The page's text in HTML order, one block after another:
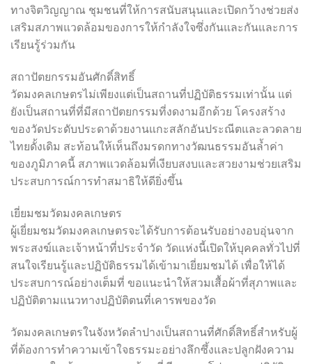
ทางจิตวิญญาณ ชุมชนที่ให้การสนับสนุนและเปิดกว้างช่วยส่ง
เสริมสภาพแวดล้อมของการให้กำลังใจซึ่งกันและกันและการ
เรียนรู้ร่วมกัน
สถาปัตยกรรมอันศักดิ์สิทธิ์
วัดมงคลเกษตรไม่เพียงแต่เป็นสถานที่ปฏิบัติธรรมเท่านั้น แต่
ยังเป็นสถานที่ที่มีสถาปัตยกรรมที่งดงามอีกด้วย โครงสร้าง
ของวัดประดับประดาด้วยงานแกะสลักอันประณีตและลวดลาย
ไทยดั้งเดิม สะท้อนให้เห็นถึงมรดกทางวัฒนธรรมอันล้ำค่า
ของภูมิภาคนี้ สภาพแวดล้อมที่เงียบสงบและสวยงามช่วยเสริม
ประสบการณ์การทำสมาธิให้ดียิ่งขึ้น
เยี่ยมชมวัดมงคลเกษตร
ผู้เยี่ยมชมวัดมงคลเกษตรจะได้รับการต้อนรับอย่างอบอุ่นจาก
พระสงฆ์และเจ้าหน้าที่ประจำวัด วัดแห่งนี้เปิดให้บุคคลทั่วไปที่
สนใจเรียนรู้และปฏิบัติธรรมได้เข้ามาเยี่ยมชมได้ เพื่อให้ได้
ประสบการณ์อย่างเต็มที่ ขอแนะนำให้สวมเสื้อผ้าที่สุภาพและ
ปฏิบัติตามแนวทางปฏิบัติตนที่เคารพของวัด
วัดมงคลเกษตรในจังหวัดลำปางเป็นสถานที่ศักดิ์สิทธิ์สำหรับผู้
ที่ต้องการทำความเข้าใจธรรมะอย่างลึกซึ้งและปลูกฝังความ